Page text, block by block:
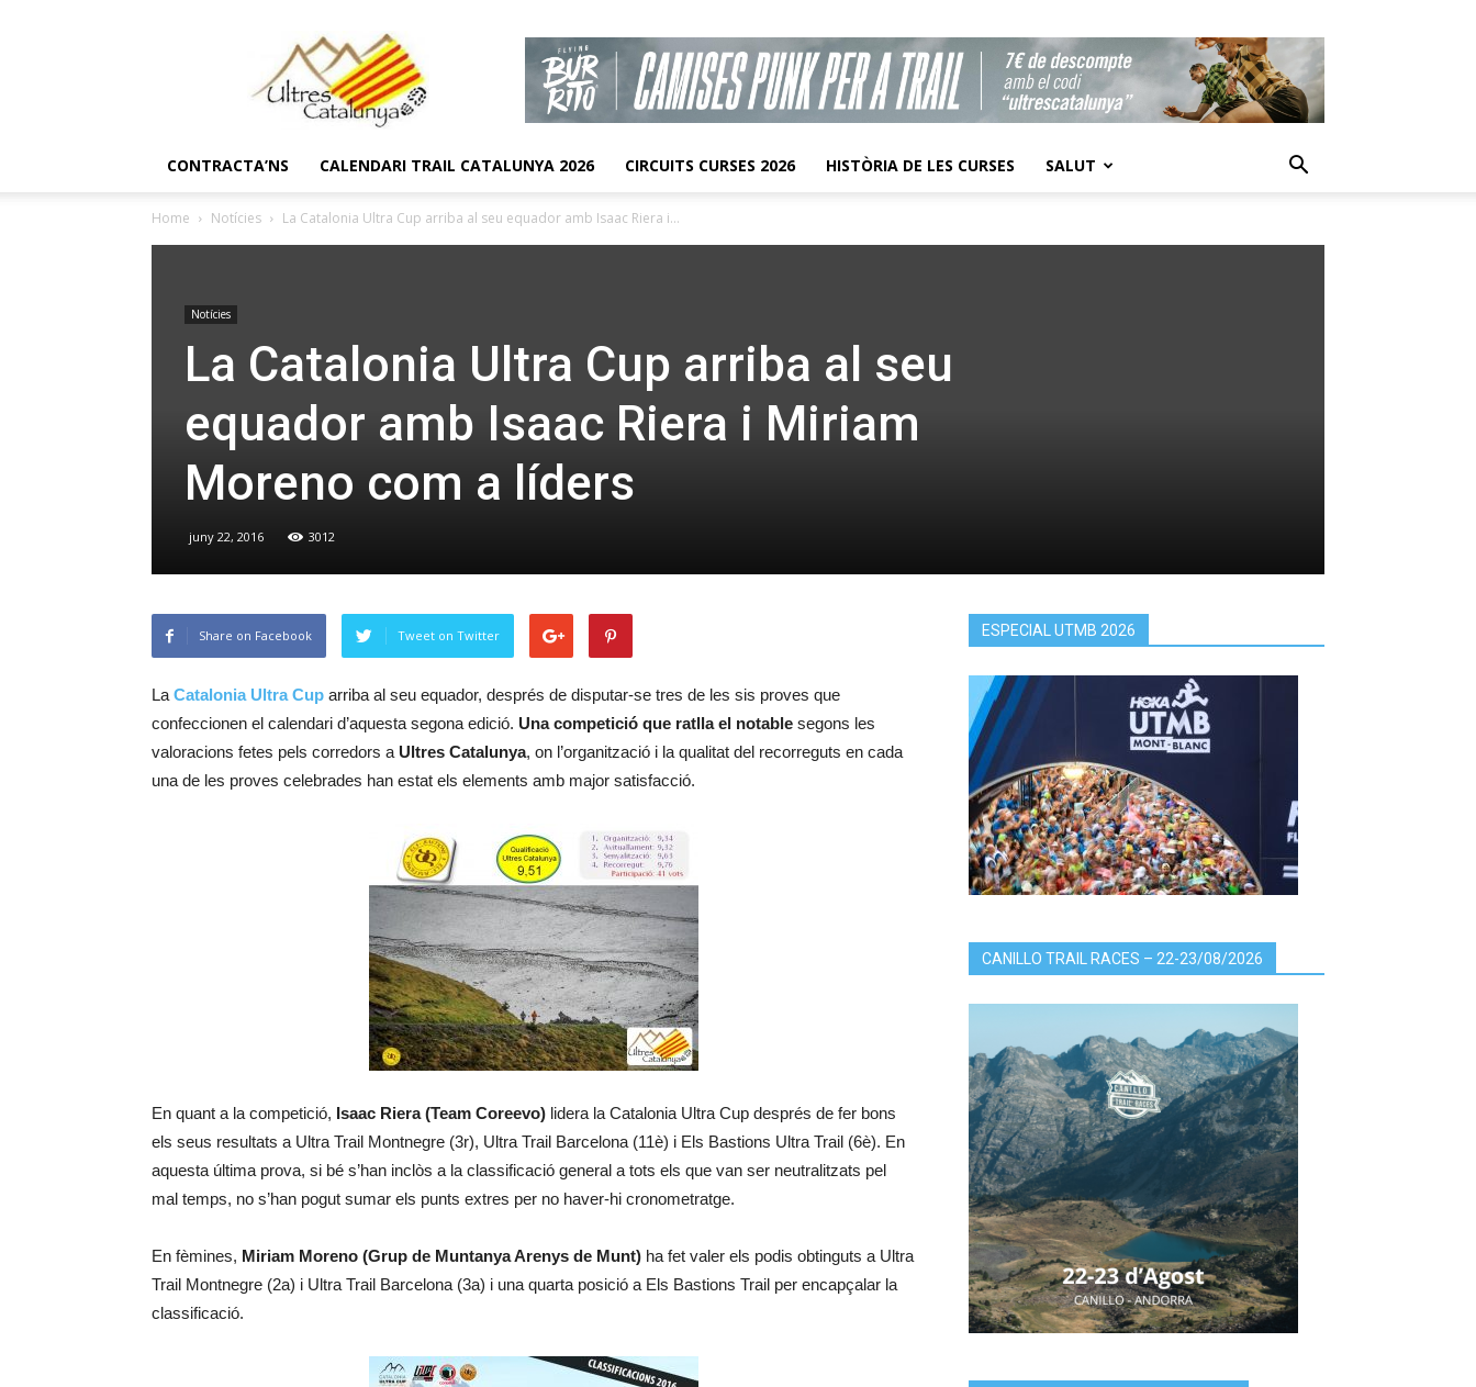
CONTRACTA’NS CALENDARI TRAIL CATALUNYA 2026 CIRCUITS CURSES 2026 HISTÒRIA DE LES CURSES SALUT
Home Notícies La Catalonia Ultra Cup arriba al seu equador amb Isaac Riera i...
Notícies
La Catalonia Ultra Cup arriba al seu
equador amb Isaac Riera i Miriam
Moreno com a líders
juny 22, 2016 3012
Share on Facebook Tweet on Twitter
La Catalonia Ultra Cup arriba al seu equador, després de disputar-se tres de les sis proves que
confeccionen el calendari d’aquesta segona edició. Una competició que ratlla el notable segons les
valoracions fetes pels corredors a Ultres Catalunya, on l’organització i la qualitat del recorreguts en cada
una de les proves celebrades han estat els elements amb major satisfacció.
En quant a la competició, Isaac Riera (Team Coreevo) lidera la Catalonia Ultra Cup després de fer bons
els seus resultats a Ultra Trail Montnegre (3r), Ultra Trail Barcelona (11è) i Els Bastions Ultra Trail (6è). En
aquesta última prova, si bé s’han inclòs a la classificació general a tots els que van ser neutralitzats pel
mal temps, no s’han pogut sumar els punts extres per no haver-hi cronometratge.
En fèmines, Miriam Moreno (Grup de Muntanya Arenys de Munt) ha fet valer els podis obtinguts a Ultra
Trail Montnegre (2a) i Ultra Trail Barcelona (3a) i una quarta posició a Els Bastions Trail per encapçalar la
classificació.
ESPECIAL UTMB 2026
CANILLO TRAIL RACES – 22-23/08/2026